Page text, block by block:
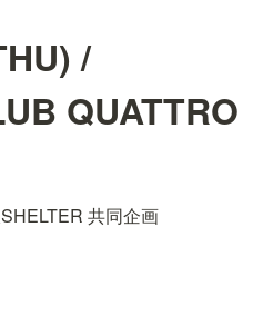
/
QUATTRO
共同企画